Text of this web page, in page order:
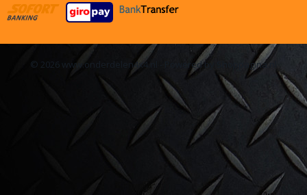
© 2026 www.onderdelen4x4.nl - Powered by Shoppagina.nl